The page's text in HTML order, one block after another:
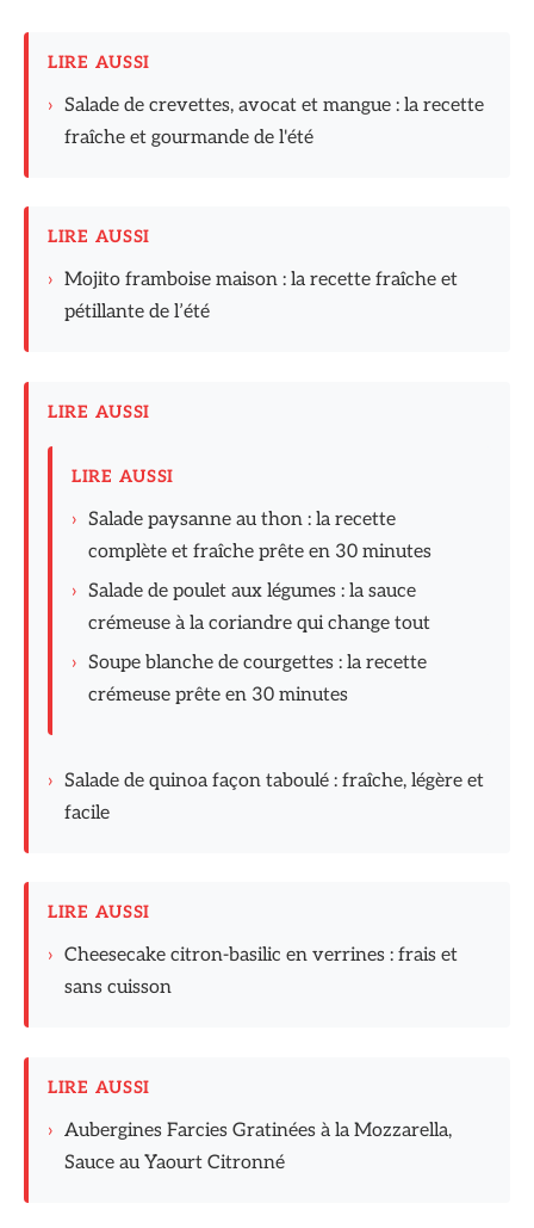
LIRE AUSSI
› Salade de crevettes, avocat et mangue : la recette
fraîche et gourmande de l'été
LIRE AUSSI
› Mojito framboise maison : la recette fraîche et
pétillante de l’été
LIRE AUSSI
LIRE AUSSI
› Salade paysanne au thon : la recette
complète et fraîche prête en 30 minutes
› Salade de poulet aux légumes : la sauce
crémeuse à la coriandre qui change tout
› Soupe blanche de courgettes : la recette
crémeuse prête en 30 minutes
› Salade de quinoa façon taboulé : fraîche, légère et
facile
LIRE AUSSI
› Cheesecake citron-basilic en verrines : frais et
sans cuisson
LIRE AUSSI
› Aubergines Farcies Gratinées à la Mozzarella,
Sauce au Yaourt Citronné